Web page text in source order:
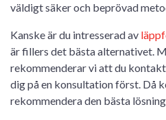
väldigt säker och beprövad
Kanske är du intresserad av
är fillers det bästa alternativet.
rekommenderar vi att du
dig på en konsultation först. Då
rekommendera den bästa